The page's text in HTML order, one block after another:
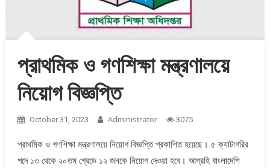
প্রাথমিক ও গণশিক্ষা মন্ত্রণালয়ে
নিয়োগ বিজ্ঞপ্তি
October 31, 2023 Administrator 3075
প্রাথমিক ও গণশিক্ষা মন্ত্রণালয়ে নিয়োগ বিজ্ঞপ্তি প্রকাশিত হয়েছে। ৫ ক্যাটাগরির
পদে ১৩ থেকে ২০তম গ্রেডে ১২ জনকে নিয়োগ দেওয়া হবে। আগ্রহি বাংলাদেশি